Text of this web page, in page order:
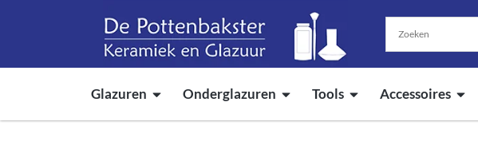
Glazuren Onderglazuren Tools Accessoires